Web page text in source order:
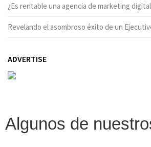
¿Es rentable una agencia de marketing
Revelando el asombroso éxito de un
ADVERTISE
Algunos de